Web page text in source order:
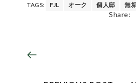
TAGS: FJL オーク 個人邸 無
Share: